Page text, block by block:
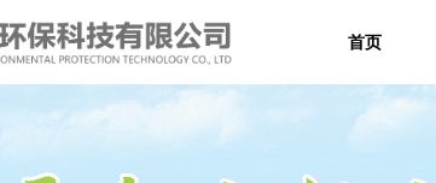
首页